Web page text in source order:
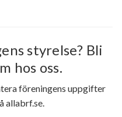
styrelse? Bli
hos oss.
föreningens uppgifter
allabrf.se.